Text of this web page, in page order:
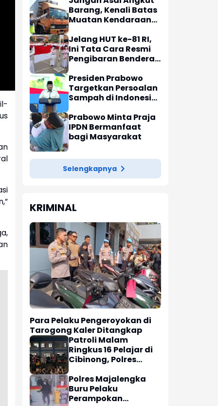
Barang, Kenali Batas
Muatan Kendaraan
Load'
Jelang HUT ke-81 RI,
Ini Tata Cara Resmi
Pengibaran Bendera
Presiden Prabowo
Targetkan Persoalan
Sampah di Indonesia
Prabowo Minta Praja
IPDN Bermanfaat
bagi Masyarakat
Selengkapnya
KRIMINAL
Para Pelaku Pengeroyokan di
Tarogong Kaler Ditangkap
Patroli Malam
Ringkus 16 Pelajar di
Cibinong, Polres
Gagalkan Aksi
Tawuran dan Sita
Sajam
Polres Majalengka
Buru Pelaku
Perampokan